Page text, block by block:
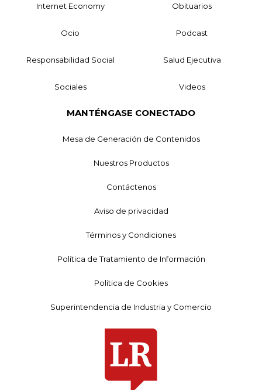
Internet Economy Obituarios
Ocio Podcast
Responsabilidad Social Salud Ejecutiva
Sociales Videos
MANTÉNGASE CONECTADO
Mesa de Generación de Contenidos
Nuestros Productos
Contáctenos
Aviso de privacidad
Términos y Condiciones
Política de Tratamiento de Información
Política de Cookies
Superintendencia de Industria y Comercio